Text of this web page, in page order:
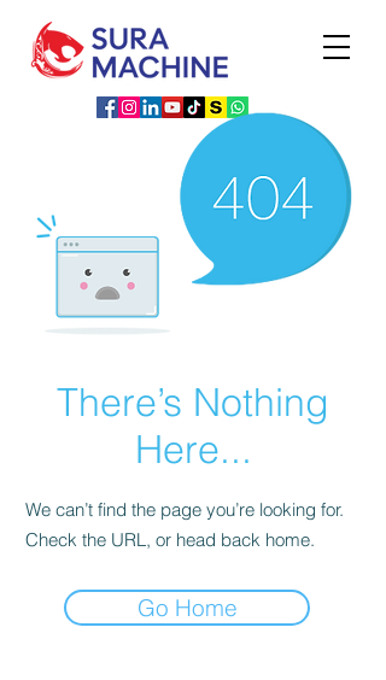
There’s Nothing
Here...
We can’t find the page you’re looking for.
Check the URL, or head back home.
Go Home